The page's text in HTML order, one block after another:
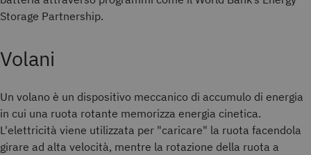
Storage Partnership.
Volani
Un volano è un dispositivo meccanico di accumulo di energia
in cui una ruota rotante memorizza energia cinetica.
L'elettricità viene utilizzata per "caricare" la ruota facendola
girare ad alta velocità, mentre la rotazione della ruota a